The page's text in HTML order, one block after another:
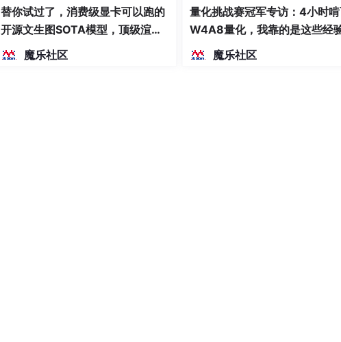
替你试过了，消费级显卡可以跑的
开源文生图SOTA模型，顶级渲
染、高密度文本绘图
魔乐社区
量化挑战赛冠军专访：4小时
W4A8量化，我靠的是这些经
魔乐社区